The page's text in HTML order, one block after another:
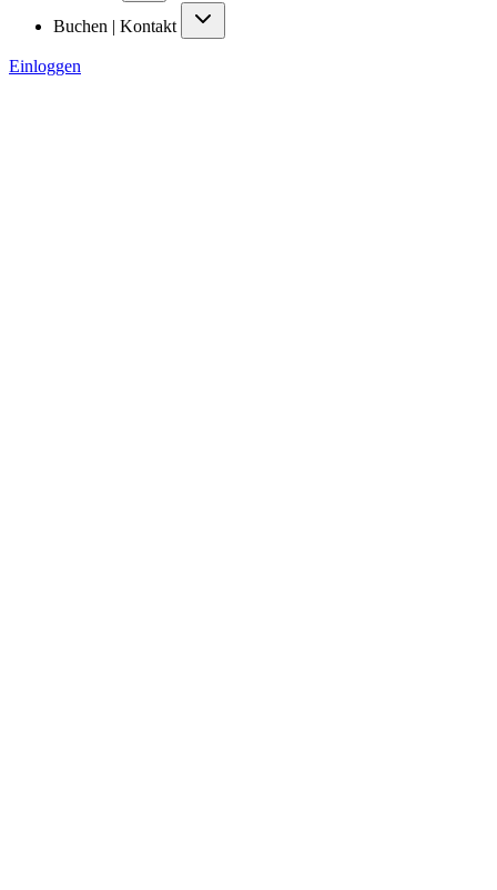
Buchen | Kontakt
Einloggen